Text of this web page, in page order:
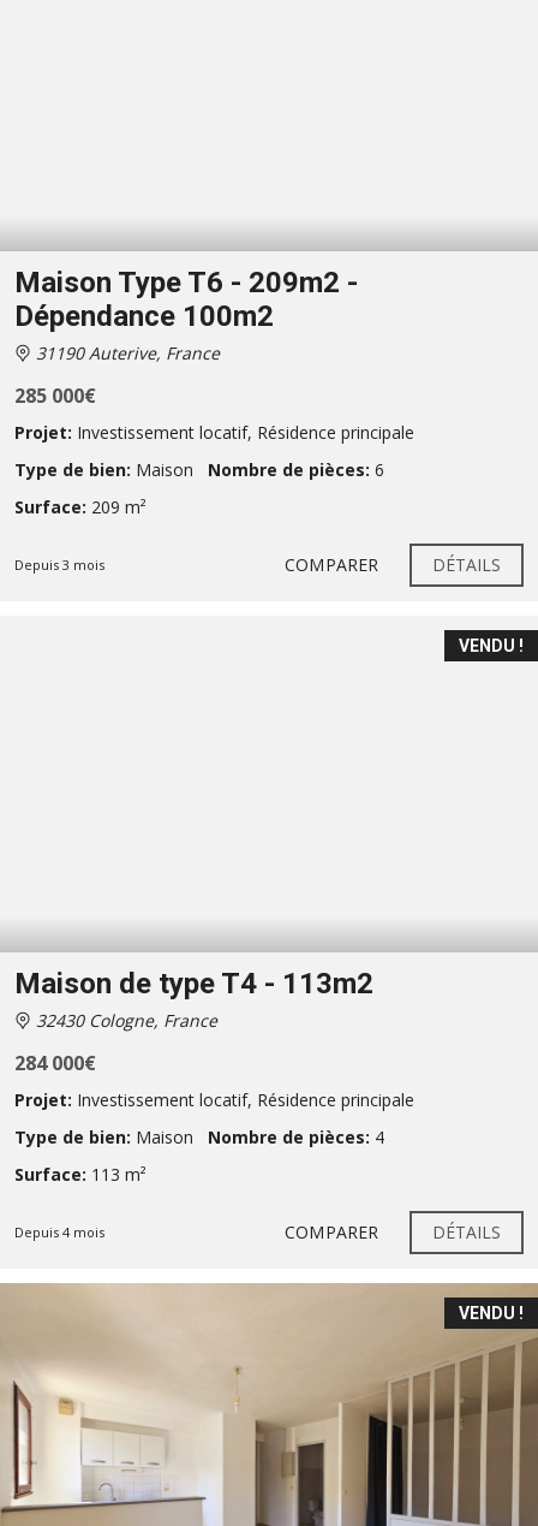
Maison Type T6 - 209m2 -
Dépendance 100m2
31190 Auterive, France
285 000€
Projet: Investissement locatif, Résidence principale
Type de bien: Maison Nombre de pièces: 6
Surface: 209 m²
Depuis 3 mois COMPARER DÉTAILS
VENDU !
Maison de type T4 - 113m2
32430 Cologne, France
284 000€
Projet: Investissement locatif, Résidence principale
Type de bien: Maison Nombre de pièces: 4
Surface: 113 m²
Depuis 4 mois COMPARER DÉTAILS
VENDU !